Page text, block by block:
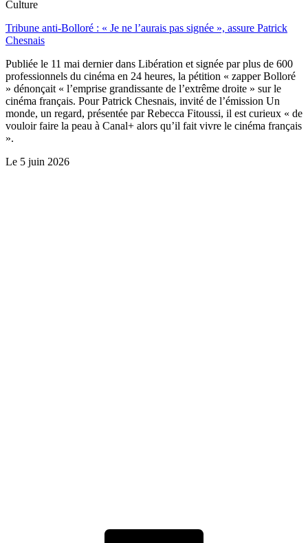
Culture
Tribune anti-Bolloré : « Je ne l’aurais pas signée », assure Patrick
Chesnais
Publiée le 11 mai dernier dans Libération et signée par plus de 600
professionnels du cinéma en 24 heures, la pétition « zapper Bolloré
» dénonçait « l’emprise grandissante de l’extrême droite » sur le
cinéma français. Pour Patrick Chesnais, invité de l’émission Un
monde, un regard, présentée par Rebecca Fitoussi, il est curieux « de
vouloir faire la peau à Canal+ alors qu’il fait vivre le cinéma français
».
Le 5 juin 2026